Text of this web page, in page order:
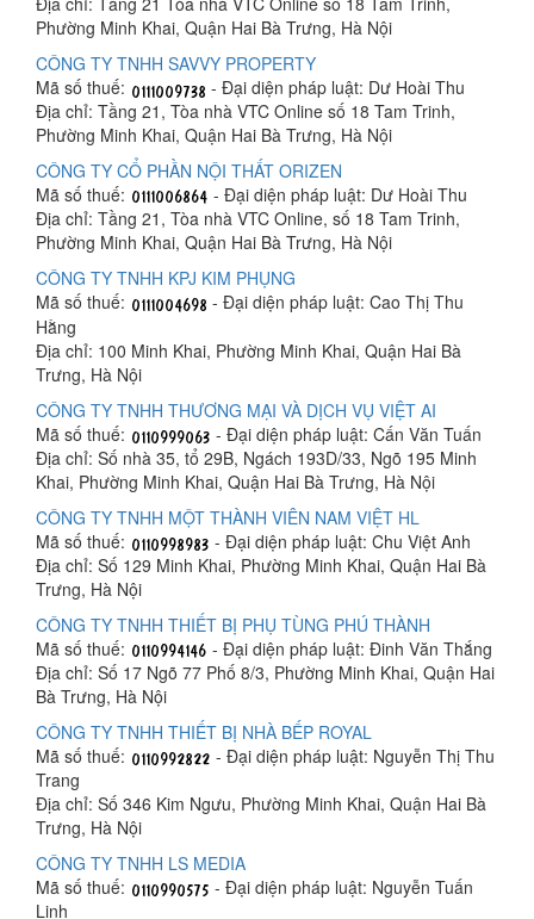
Phường Minh Khai, Quận Hai Bà Trưng, Hà Nội
CÔNG TY TNHH SAVVY PROPERTY
Mã số thuế:
- Đại diện pháp luật: Dư Hoài Thu
Địa chỉ: Tầng 21, Tòa nhà VTC Online số 18 Tam Trinh,
Phường Minh Khai, Quận Hai Bà Trưng, Hà Nội
CÔNG TY CỔ PHẦN NỘI THẤT ORIZEN
Mã số thuế:
- Đại diện pháp luật: Dư Hoài Thu
Địa chỉ: Tầng 21, Tòa nhà VTC Online, số 18 Tam Trinh,
Phường Minh Khai, Quận Hai Bà Trưng, Hà Nội
CÔNG TY TNHH KPJ KIM PHỤNG
Mã số thuế:
- Đại diện pháp luật: Cao Thị Thu
Hằng
Địa chỉ: 100 Minh Khai, Phường Minh Khai, Quận Hai Bà
Trưng, Hà Nội
CÔNG TY TNHH THƯƠNG MẠI VÀ DỊCH VỤ VIỆT AI
Mã số thuế:
- Đại diện pháp luật: Cấn Văn Tuấn
Địa chỉ: Số nhà 35, tổ 29B, Ngách 193D/33, Ngõ 195 Minh
Khai, Phường Minh Khai, Quận Hai Bà Trưng, Hà Nội
CÔNG TY TNHH MỘT THÀNH VIÊN NAM VIỆT HL
Mã số thuế:
- Đại diện pháp luật: Chu Việt Anh
Địa chỉ: Số 129 Minh Khai, Phường Minh Khai, Quận Hai Bà
Trưng, Hà Nội
CÔNG TY TNHH THIẾT BỊ PHỤ TÙNG PHÚ THÀNH
Mã số thuế:
- Đại diện pháp luật: Đinh Văn Thắng
Địa chỉ: Số 17 Ngõ 77 Phố 8/3, Phường Minh Khai, Quận Hai
Bà Trưng, Hà Nội
CÔNG TY TNHH THIẾT BỊ NHÀ BẾP ROYAL
Mã số thuế:
- Đại diện pháp luật: Nguyễn Thị Thu
Trang
Địa chỉ: Số 346 Kim Ngưu, Phường Minh Khai, Quận Hai Bà
Trưng, Hà Nội
CÔNG TY TNHH LS MEDIA
Mã số thuế:
- Đại diện pháp luật: Nguyễn Tuấn
Linh